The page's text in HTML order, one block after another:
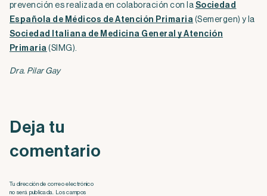
prevención es realizada en colaboración con la Sociedad
Española de Médicos de Atención Primaria (Semergen) y la
Sociedad Italiana de Medicina General y Atención
Primaria (SIMG).
Dra. Pilar Gay
Deja tu
comentario
Tu dirección de correo electrónico
no será publicada. Los campos